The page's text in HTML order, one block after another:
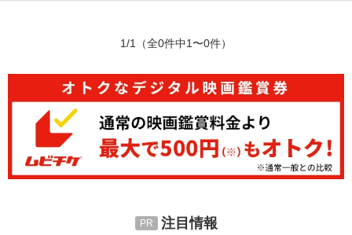
1/1 （全0件中1〜0件）
注目情報